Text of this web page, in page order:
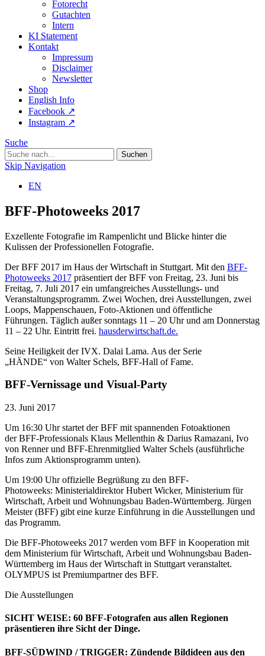
Fotorecht
Gutachten
Intern
KI Statement
Kontakt
Impressum
Disclaimer
Newsletter
Shop
English Info
Facebook ↗︎
Instagram ↗︎
Suche
Skip Navigation
EN
BFF-Photoweeks 2017
Exzellente Fotografie im Rampenlicht und Blicke hinter die
Kulissen der Professionellen Fotografie.
Der BFF 2017 im Haus der Wirtschaft in Stuttgart. Mit den BFF-
Photoweeks 2017 präsentiert der BFF von Freitag, 23. Juni bis
Freitag, 7. Juli 2017 ein umfangreiches Ausstellungs- und
Veranstaltungsprogramm. Zwei Wochen, drei Ausstellungen, zwei
Loops, Mappenschauen, Foto-Aktionen und öffentliche
Führungen. Täglich außer sonntags 11 – 20 Uhr und am Donnerstag
11 – 22 Uhr. Eintritt frei. hausderwirtschaft.de.
Seine Heiligkeit der IVX. Dalai Lama. Aus der Serie
„HÄNDE“ von Walter Schels, BFF-Hall of Fame.
BFF-Vernissage und Visual-Party
23. Juni 2017
Um 16:30 Uhr startet der BFF mit spannenden Fotoaktionen
der BFF-Professionals Klaus Mellenthin & Darius Ramazani, Ivo
von Renner und BFF-Ehrenmitglied Walter Schels (ausführliche
Infos zum Aktionsprogramm unten).
Um 19:00 Uhr offizielle Begrüßung zu den BFF-
Photoweeks: Ministerialdirektor Hubert Wicker, Ministerium für
Wirtschaft, Arbeit und Wohnungsbau Baden-Württemberg. Jürgen
Meister (BFF) gibt eine kurze Einführung in die Ausstellungen und
das Programm.
Die BFF-Photoweeks 2017 werden vom BFF in Kooperation mit
dem Ministerium für Wirtschaft, Arbeit und Wohnungsbau Baden-
Württemberg im Haus der Wirtschaft in Stuttgart veranstaltet.
OLYMPUS ist Premiumpartner des BFF.
Die Ausstellungen
SICHT WEISE: 60 BFF-Fotografen aus allen Regionen
präsentieren ihre Sicht der Dinge.
BFF-SÜDWIND / TRIGGER: Zündende Bildideen aus den